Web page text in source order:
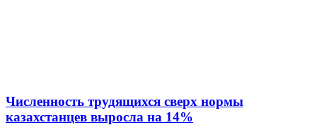
Численность трудящихся сверх нормы
казахстанцев выросла на 14%